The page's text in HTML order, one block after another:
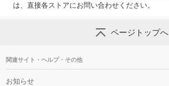
は、直接各ストアにお問い合わせください。
ページトップへ
関連サイト・ヘルプ・その他
お知らせ